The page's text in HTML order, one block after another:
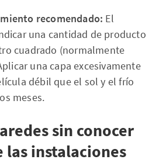
recomendado: El
una cantidad de producto
cuadrado (normalmente
una capa excesivamente
débil que el sol y el frío
meses.
sin conocer
las instalaciones